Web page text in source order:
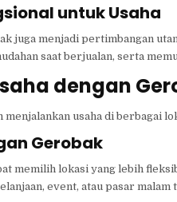
untuk Usaha
juga menjadi pertimbangan
saat berjualan, serta
dengan
usaha di berbagai
Gerobak
memilih lokasi yang lebih
event, atau pasar